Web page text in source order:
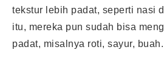
tekstur lebih padat, seperti nasi
itu, mereka pun sudah bisa
padat, misalnya roti, sayur, buah.